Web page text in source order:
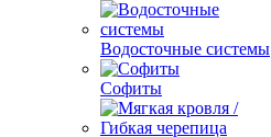
Водосточные системы
Софиты